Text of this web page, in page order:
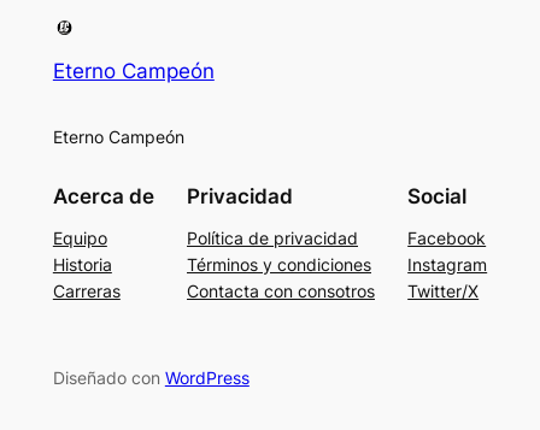
Eterno Campeón
Eterno Campeón
Acerca de
Equipo
Historia
Carreras
Privacidad
Política de privacidad
Términos y condiciones
Contacta con consotros
Social
Facebook
Instagram
Twitter/X
Diseñado con WordPress